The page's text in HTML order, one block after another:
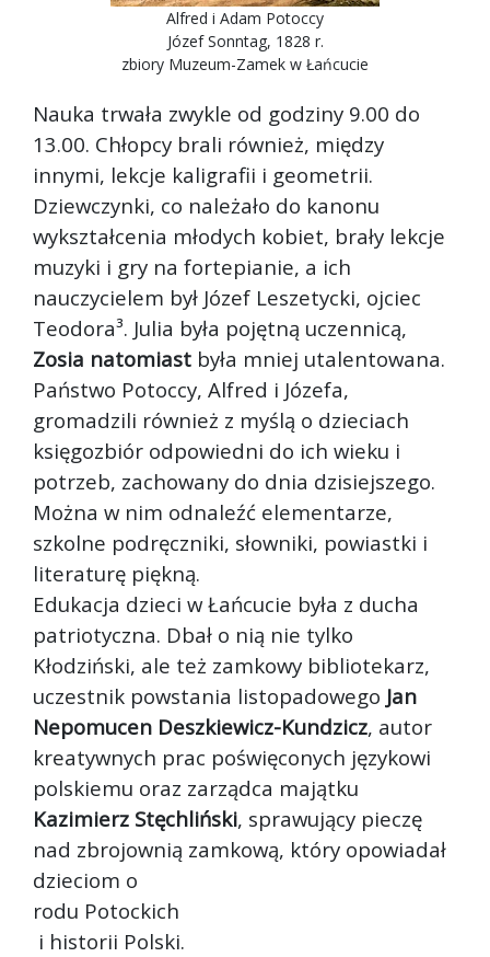
Alfred i Adam Potoccy
Józef Sonntag, 1828 r.
zbiory Muzeum-Zamek w Łańcucie
Nauka trwała zwykle od godziny 9.00 do
13.00. Chłopcy brali również, między
innymi, lekcje kaligrafii i geometrii.
Dziewczynki, co należało do kanonu
wykształcenia młodych kobiet, brały lekcje
muzyki i gry na fortepianie, a ich
nauczycielem był Józef Leszetycki, ojciec
Teodora³. Julia była pojętną uczennicą,
Zosia natomiast była mniej utalentowana.
Państwo Potoccy, Alfred i Józefa,
gromadzili również z myślą o dzieciach
księgozbiór odpowiedni do ich wieku i
potrzeb, zachowany do dnia dzisiejszego.
Można w nim odnaleźć elementarze,
szkolne podręczniki, słowniki, powiastki i
literaturę piękną.
Edukacja dzieci w Łańcucie była z ducha
patriotyczna. Dbał o nią nie tylko
Kłodziński, ale też zamkowy bibliotekarz,
uczestnik powstania listopadowego Jan
Nepomucen Deszkiewicz-Kundzicz, autor
kreatywnych prac poświęconych językowi
polskiemu oraz zarządca majątku
Kazimierz Stęchliński, sprawujący pieczę
nad zbrojownią zamkową, który opowiadał
dzieciom o
rodu Potockich
i historii Polski.